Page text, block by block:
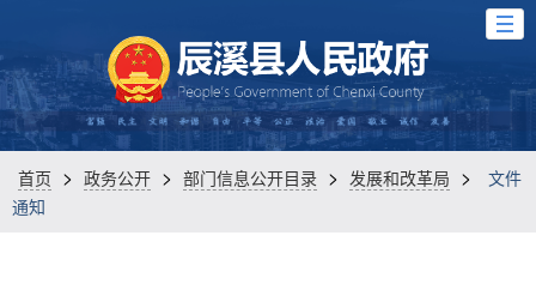
首页 > 政务公开 > 部门信息公开目录 > 发展和改革局 >
文件
通知